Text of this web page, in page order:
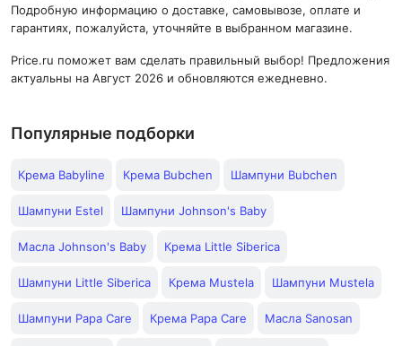
Подробную информацию о доставке, самовывозе, оплате и
гарантиях, пожалуйста, уточняйте в выбранном магазине.
Price.ru поможет вам сделать правильный выбор! Предложения
актуальны на Август 2026 и обновляются ежедневно.
Популярные подборки
Крема Babyline Крема Bubchen Шампуни Bubchen
Шампуни Estel Шампуни Johnson's Baby
Масла Johnson's Baby Крема Little Siberica
Шампуни Little Siberica Крема Mustela Шампуни Mustela
Шампуни Papa Care Крема Papa Care Масла Sanosan